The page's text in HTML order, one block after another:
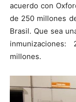
acuerdo con
de 250 millones
Brasil. Que sea
millones.